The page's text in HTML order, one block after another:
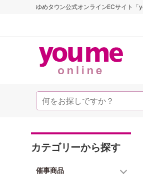
ゆめタウン公式オンラインECサイト「
カテゴリーから探す
催事商品